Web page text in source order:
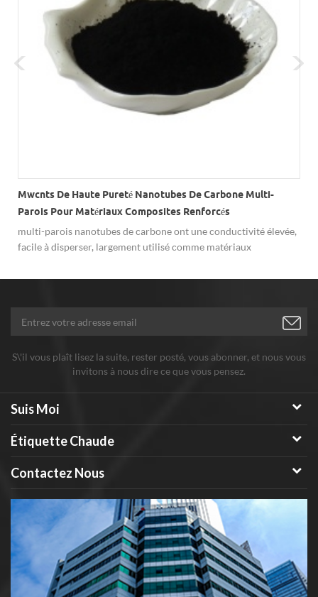
Mwcnts De Haute Pureté Nanotubes De Carbone Multi-
Parois Pour Matériaux Composites Renforcés
multi-parois nanotubes de carbone ont une conductivité élevée,
facile à disperser, largement utilisé comme matériaux
S\'il vous plaît lisez la suite, rester posté, vous abonner, et nous vous
invitons à nous dire ce que vous pensez.
Suis Moi
Étiquette Chaude
Contactez Nous